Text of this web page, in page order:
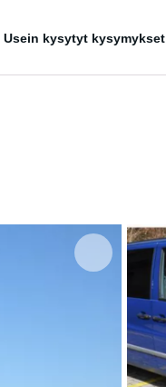
Usein kysytyt kysymykset